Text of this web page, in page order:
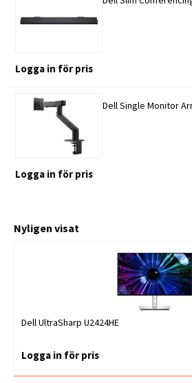
Logga in för pris
Dell Single Monitor
Logga in för pris
Nyligen visat
Dell UltraSharp U2424HE
Logga in för pris